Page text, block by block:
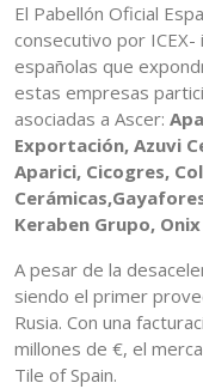
El Pabellón Oficial
consecutivo por
españolas que
estas empresas
asociadas a Ascer:
Exportación, Azuvi
Aparici, Cicogres,
Keraben Grupo,
A pesar de la
siendo el primer
Rusia. Con una
millones de €, el
Tile of Spain.